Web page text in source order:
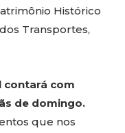
Histórico
Transportes,
contará com
de domingo.
que nos